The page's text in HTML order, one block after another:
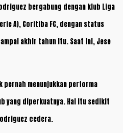
bergabung dengan klub Liga
A), Coritiba FC, dengan status
akhir tahun itu. Saat ini, Jese
pernah menunjukkan performa
yang diperkuatnya. Hal itu sedikit
cedera.